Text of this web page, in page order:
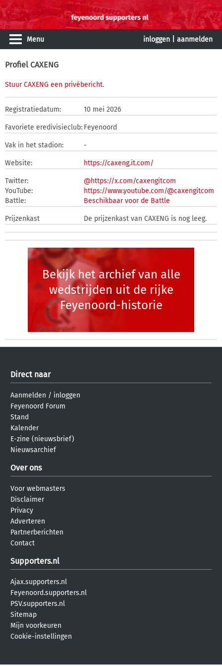
Menu inloggen aanmelden
Profiel CAXENG
Stuur CAXENG een privébericht.
Registratiedatum: 10 mei 2026
Favoriete eredivisieclub: Feyenoord
Vak in het stadion: -
Website: https://caxeng.it.com/
Twitter:
@https://x.com/caxengitcom
YouTube:
https://www.youtube.com/@caxengitcom
Battle:
Beschikbaar voor de Battle
Prijzenkast De prijzenkast van CAXENG is nog leeg.
Bekijk het archief van alle
wedstrijden uit de rijke
Feyenoord-historie
Direct naar
Aanmelden / inloggen
Feyenoord Forum
Stand
Kalender
E-zine (nieuwsbrief)
Nieuwsarchief
Over ons
Voor webmasters
Disclaimer
Privacy
Adverteren
Partnerberichten
Contact
Supporters.nl
Ajax.supporters.nl
Feyenoord.supporters.nl
PSV.supporters.nl
Sitemap
Mijn voorkeuren
Cookie-instellingen